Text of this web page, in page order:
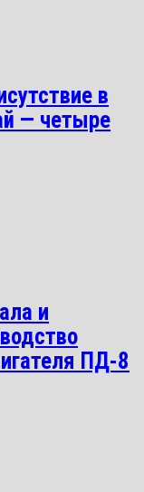
в
— четыре
и
ПД-8